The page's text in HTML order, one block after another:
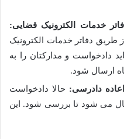
خدمات الکترونیک قضایی:
طریق دفاتر خدمات الکترونیک
دادخواست و مدارکتان را به
ارسال شود.
دادرسی: حالا دادخواست
می شود تا بررسی شود. این